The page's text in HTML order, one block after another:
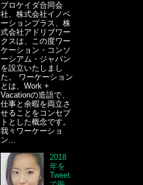
ブロケイダ合同会
社、株式会社イノベ
ーションプラス、株
式会社アドリブワー
クスは、この度ワー
ケーション・コンソ
ーシアム・ジャパン
を設立いたしまし
た。 ワーケーション
とは、Work +
Vacationの造語で、
仕事と余暇を両立さ
せることをコンセプ
トとした概念です。
我々ワーケーショ
ン...
2018
年を
Tweet